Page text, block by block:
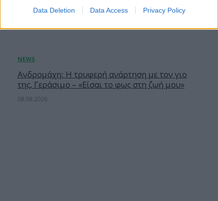
Data Deletion Data Access Privacy Policy
Ανδρομάχη: Η τρυφερή ανάρτηση με τον γιο
της, Γεράσιμο – «Είσαι το φως στη ζωή μου»
08.08.2026